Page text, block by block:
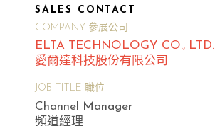
SALES CONTACT
COMPANY 參展公司
ELTA TECHNOLOGY CO., LTD.
愛爾達科技股份有限公司
JOB TITLE 職位
Channel Manager
頻道經理